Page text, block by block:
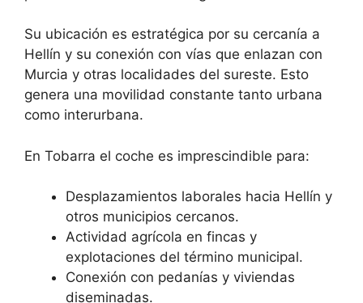
Su ubicación es estratégica por su cercanía a
Hellín y su conexión con vías que enlazan con
Murcia y otras localidades del sureste. Esto
genera una movilidad constante tanto urbana
como interurbana.
En Tobarra el coche es imprescindible para:
Desplazamientos laborales hacia Hellín y
otros municipios cercanos.
Actividad agrícola en fincas y
explotaciones del término municipal.
Conexión con pedanías y viviendas
diseminadas.